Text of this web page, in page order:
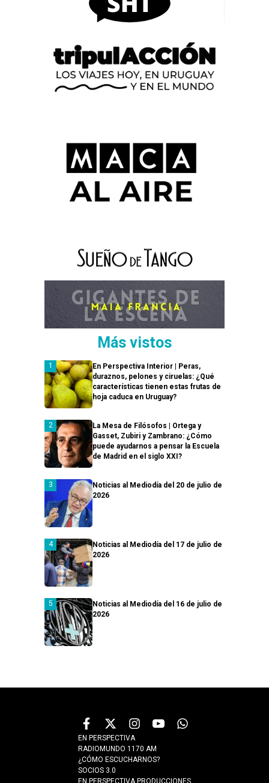
Más vistos
En Perspectiva Interior | Peras,
duraznos, pelones y ciruelas: ¿Qué
características tienen estas frutas de
hoja caduca en Uruguay?
La Mesa de Filósofos | Ortega y
Gasset, Zubiri y Zambrano: ¿Cómo
puede ayudarnos a pensar la Escuela
de Madrid en el siglo XXI?
Noticias al Mediodía del 20 de julio de
2026
Noticias al Mediodía del 17 de julio de
2026
Noticias al Mediodía del 16 de julio de
2026
EN PERSPECTIVA
RADIOMUNDO 1170 AM
¿CÓMO ESCUCHARNOS?
SOCIOS 3.0
EN PERSPECTIVA PRODUCCIONES